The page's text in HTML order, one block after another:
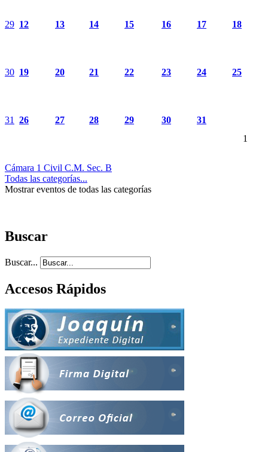
29 12 13 14 15 16 17 18
30 19 20 21 22 23 24 25
31 26 27 28 29 30
31
1
Cámara 1 Civil C.M. Sec. B
Todas las categorías...
Mostrar eventos de todas las categorías
Buscar
Buscar...
Accesos Rápidos